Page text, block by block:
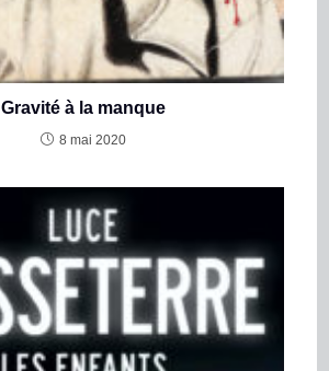
Gravité à la manque
8 mai 2020